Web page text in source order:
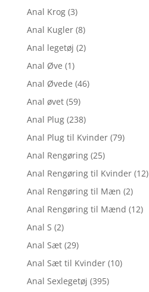
Anal Krog (3)
Anal Kugler (8)
Anal legetøj (2)
Anal Øve (1)
Anal Øvede (46)
Anal øvet (59)
Anal Plug (238)
Anal Plug til Kvinder (79)
Anal Rengøring (25)
Anal Rengøring til Kvinder (12)
Anal Rengøring til Mæn (2)
Anal Rengøring til Mænd (12)
Anal S (2)
Anal Sæt (29)
Anal Sæt til Kvinder (10)
Anal Sexlegetøj (395)